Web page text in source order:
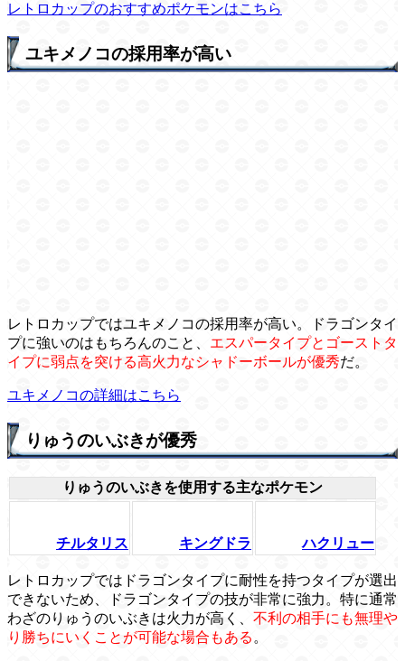
レトロカップのおすすめポケモンはこちら
ユキメノコの採用率が高い
レトロカップではユキメノコの採用率が高い。ドラゴンタイ
プに強いのはもちろんのこと、 エスパータイプとゴーストタ
イプに弱点を突ける高火力なシャドーボールが優秀だ。
ユキメノコの詳細はこちら
りゅうのいぶきが優秀
りゅうのいぶきを使用する主なポケモン
チルタリス キングドラ ハクリュー
レトロカップではドラゴンタイプに耐性を持つタイプが選出
できないため、ドラゴンタイプの技が非常に強力。特に通常
わざのりゅうのいぶきは火力が高く、 不利の相手にも無理や
り勝ちにいくことが可能な場合もある 。